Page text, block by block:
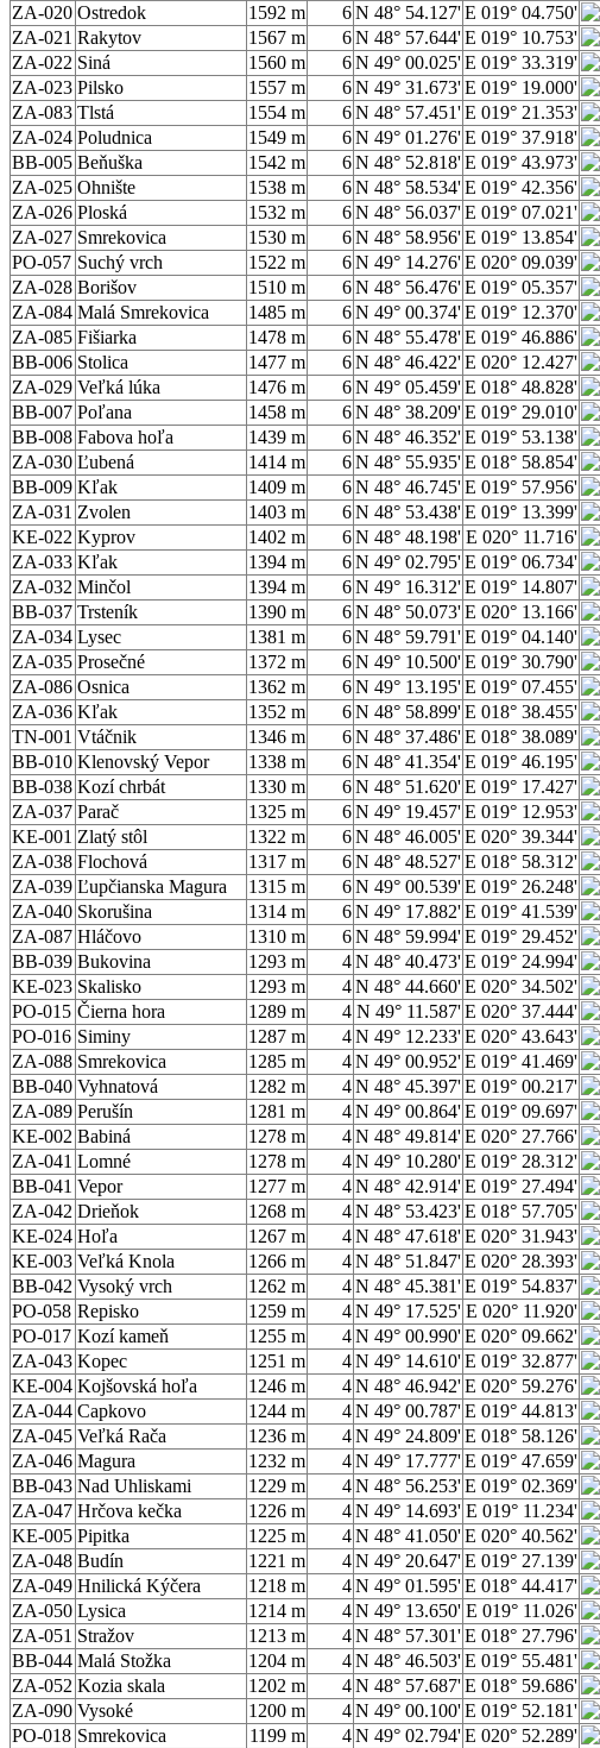
ZA-020 Ostredok 1592 m 6N 48° 54.127'E 019° 04.750'
ZA-021 Rakytov 1567 m 6N 48° 57.644'E 019° 10.753'
ZA-022 Siná 1560 m 6N 49° 00.025'E 019° 33.319'
ZA-023 Pilsko 1557 m 6N 49° 31.673'E 019° 19.000'
ZA-083 Tlstá 1554 m 6N 48° 57.451'E 019° 21.353'
ZA-024 Poludnica 1549 m 6N 49° 01.276'E 019° 37.918'
BB-005 Beňuška 1542 m 6N 48° 52.818'E 019° 43.973'
ZA-025 Ohnište 1538 m 6N 48° 58.534'E 019° 42.356'
ZA-026 Ploská 1532 m 6N 48° 56.037'E 019° 07.021'
ZA-027 Smrekovica 1530 m 6N 48° 58.956'E 019° 13.854'
PO-057 Suchý vrch 1522 m 6N 49° 14.276'E 020° 09.039'
ZA-028 Borišov 1510 m 6N 48° 56.476'E 019° 05.357'
ZA-084 Malá Smrekovica 1485 m 6N 49° 00.374'E 019° 12.370'
ZA-085 Fišiarka 1478 m 6N 48° 55.478'E 019° 46.886'
BB-006 Stolica 1477 m 6N 48° 46.422'E 020° 12.427'
ZA-029 Veľká lúka 1476 m 6N 49° 05.459'E 018° 48.828'
BB-007 Poľana 1458 m 6N 48° 38.209'E 019° 29.010'
BB-008 Fabova hoľa 1439 m 6N 48° 46.352'E 019° 53.138'
ZA-030 Ľubená 1414 m 6N 48° 55.935'E 018° 58.854'
BB-009 Kľak 1409 m 6N 48° 46.745'E 019° 57.956'
ZA-031 Zvolen 1403 m 6N 48° 53.438'E 019° 13.399'
KE-022 Kyprov 1402 m 6N 48° 48.198' E 020° 11.716'
ZA-033 Kľak 1394 m 6N 49° 02.795'E 019° 06.734'
ZA-032 Minčol 1394 m 6N 49° 16.312'E 019° 14.807'
BB-037 Trsteník 1390 m 6N 48° 50.073'E 020° 13.166'
ZA-034 Lysec 1381 m 6N 48° 59.791'E 019° 04.140'
ZA-035 Prosečné 1372 m 6N 49° 10.500'E 019° 30.790'
ZA-086 Osnica 1362 m 6N 49° 13.195'E 019° 07.455'
ZA-036 Kľak 1352 m 6N 48° 58.899'E 018° 38.455'
TN-001 Vtáčnik 1346 m 6N 48° 37.486'E 018° 38.089'
BB-010 Klenovský Vepor 1338 m 6N 48° 41.354'E 019° 46.195'
BB-038 Kozí chrbát 1330 m 6N 48° 51.620'E 019° 17.427'
ZA-037 Parač 1325 m 6N 49° 19.457'E 019° 12.953'
KE-001 Zlatý stôl 1322 m 6N 48° 46.005'E 020° 39.344'
ZA-038 Flochová 1317 m 6N 48° 48.527'E 018° 58.312'
ZA-039 Ľupčianska Magura 1315 m 6N 49° 00.539'E 019° 26.248'
ZA-040 Skorušina 1314 m 6N 49° 17.882'E 019° 41.539'
ZA-087 Hláčovo 1310 m 6N 48° 59.994'E 019° 29.452'
BB-039 Bukovina 1293 m 4N 48° 40.473'E 019° 24.994'
KE-023 Skalisko 1293 m 4N 48° 44.660'E 020° 34.502'
PO-015 Čierna hora 1289 m 4 N 49° 11.587'E 020° 37.444'
PO-016 Siminy 1287 m 4N 49° 12.233'E 020° 43.643'
ZA-088 Smrekovica 1285 m 4N 49° 00.952'E 019° 41.469'
BB-040 Vyhnatová 1282 m 4N 48° 45.397'E 019° 00.217'
ZA-089 Perušín 1281 m 4N 49° 00.864'E 019° 09.697'
KE-002 Babiná 1278 m 4N 48° 49.814'E 020° 27.766'
ZA-041 Lomné 1278 m 4N 49° 10.280'E 019° 28.312'
BB-041 Vepor 1277 m 4N 48° 42.914'E 019° 27.494'
ZA-042 Drieňok 1268 m 4N 48° 53.423'E 018° 57.705'
KE-024 Hoľa 1267 m 4N 48° 47.618'E 020° 31.943'
KE-003 Veľká Knola 1266 m 4N 48° 51.847'E 020° 28.393'
BB-042 Vysoký vrch 1262 m 4N 48° 45.381'E 019° 54.837'
PO-058 Repisko 1259 m 4N 49° 17.525' E 020° 11.920'
PO-017 Kozí kameň 1255 m 4N 49° 00.990'E 020° 09.662'
ZA-043 Kopec 1251 m 4N 49° 14.610'E 019° 32.877'
KE-004 Kojšovská hoľa 1246 m 4N 48° 46.942'E 020° 59.276'
ZA-044 Capkovo 1244 m 4N 49° 00.787'E 019° 44.813'
ZA-045 Veľká Rača 1236 m 4N 49° 24.809'E 018° 58.126'
ZA-046 Magura 1232 m 4N 49° 17.777'E 019° 47.659'
BB-043 Nad Uhliskami 1229 m 4N 48° 56.253'E 019° 02.369'
ZA-047 Hrčova kečka 1226 m 4N 49° 14.693' E 019° 11.234'
KE-005 Pipitka 1225 m 4N 48° 41.050'E 020° 40.562'
ZA-048 Budín 1221 m 4N 49° 20.647'E 019° 27.139'
ZA-049 Hnilická Kýčera 1218 m 4N 49° 01.595'E 018° 44.417'
ZA-050 Lysica 1214 m 4N 49° 13.650' E 019° 11.026'
ZA-051 Stražov 1213 m 4N 48° 57.301'E 018° 27.796'
BB-044 Malá Stožka 1204 m 4N 48° 46.503'E 019° 55.481'
ZA-052 Kozia skala 1202 m 4N 48° 57.687'E 018° 59.686'
ZA-090 Vysoké 1200 m 4N 49° 00.100'E 019° 52.181'
PO-018 Smrekovica 1199 m 4N 49° 02.794'E 020° 52.289'